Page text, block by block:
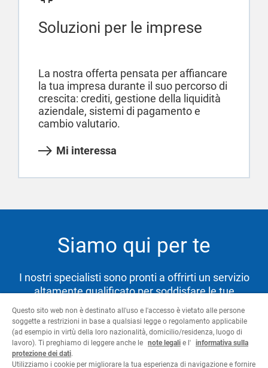
Soluzioni per le imprese
La nostra offerta pensata per affiancare
la tua impresa durante il suo percorso di
crescita: crediti, gestione della liquidità
aziendale, sistemi di pagamento e
cambio valutario.
Mi interessa
Siamo qui per te
I nostri specialisti sono pronti a offrirti un servizio
altamente qualificato per soddisfare le tue
necessità e aiutarti a raggiungere i tuoi obiettivi.
Contattaci
Questo sito web non è destinato all'uso e l'accesso è vietato alle persone
soggette a restrizioni in base a qualsiasi legge o regolamento applicabile
(ad esempio in virtù della loro nazionalità, domicilio/residenza, luogo di
lavoro). Ti preghiamo di leggere anche le note legali e l' informativa sulla
protezione dei dati.
Utilizziamo i cookie per migliorare la tua esperienza di navigazione e fornire